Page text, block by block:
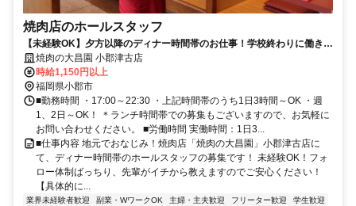
焼肉店のホールスタッフ
【未経験OK】夕方以降のディナー時間帯のお仕事！学校終わりに働きた
い学生さん・Wワークのフリーターさん歓迎！
焼肉の大昌園 小郡津古店
時給1,150円以上
福岡県小郡市
■勤務時間 ・17:00～22:30 ・上記時間帯のうち1日3時間～OK ・週
1、2日～OK！ ＊ランチ時間帯での募集もございますので、お気軽に
お問い合わせください。 ■労働時間 実働時間：1日3...
■仕事内容 地元でおなじみ！焼肉店「焼肉の大昌園」小郡津古店に
て、ディナー時間帯のホールスタッフの募集です！ 未経験OK！フォ
ロー体制ばっちり、先輩がイチから教えますのでご安心ください！
【具体的に...
業界未経験者歓迎 副業・WワークOK 主婦・主夫歓迎 フリーター歓迎
学生歓迎